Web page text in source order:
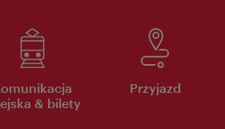
& bilety
Przyjazd